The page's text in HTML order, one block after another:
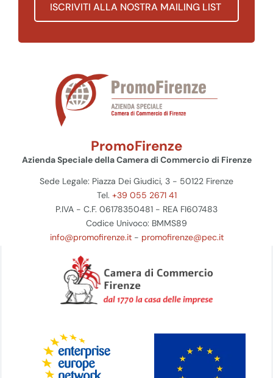
ISCRIVITI ALLA NOSTRA MAILING LIST
PromoFirenze
Azienda Speciale della Camera di Commercio di Firenze
Sede Legale: Piazza Dei Giudici, 3 - 50122 Firenze
Tel. +39 055 2671 41
P.IVA - C.F. 06178350481 - REA FI607483
Codice Univoco: BMMS89
info@promofirenze.it- promofirenze@pec.it